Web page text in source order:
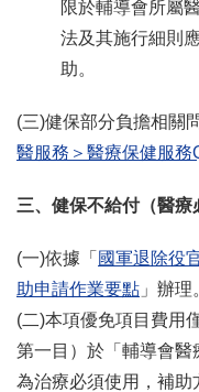
限於輔導會所屬
法及其施行細則
助。
(三)健保部分負擔相關
醫服務＞醫療保健服
三、健保不給付（醫療
(一)依據「 國軍退除役
助申請作業要點 」辦理
(二)本項優免項目費用
第一目）於「輔導會
為治療必須使用，補